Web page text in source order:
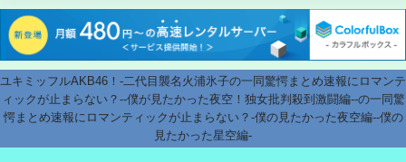
ユキミッフルAKB46！-二代目襲名火浦氷子の一同驚愕まとめ速報にロマンテ
ィックが止まらない？--僕が見たかった夜空！独女批判殺到激闘編--の一同驚
愕まとめ速報にロマンティックが止まらない？-僕の見たかった夜空編--僕の
見たかった星空編-